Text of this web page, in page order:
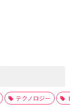
テクノロジー